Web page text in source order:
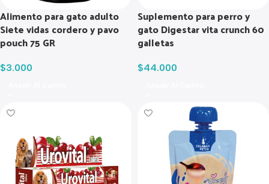
Alimento para gato adulto
Siete vidas cordero y pavo
pouch 75 GR
$3.000
Suplemento para perro y
gato Digestar vita crunch 60
galletas
$44.000